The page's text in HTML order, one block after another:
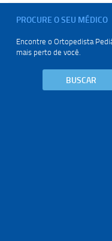
PROCURE O SEU MÉDICO
Encontre o Ortopedista
mais perto de você.
BUSCAR